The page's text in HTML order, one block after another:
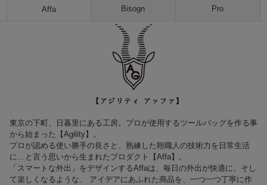
Affa Bisogn Pro
東京の下町、日暮里にある工房。プロが使用するツールバッグを作る事
から始まった【Agility】。
プロが認める使い勝手の良さと、熟練した鞄職人の技術力を日常生活
に…と言う思いから生まれたプロダクト【Affa】。
「スマートな外出」をデザインするAffaは、毎日の外出が快適に、そし
て楽しくなるような、 アイデアにあふれた商品を、一つ一つ丁寧に作